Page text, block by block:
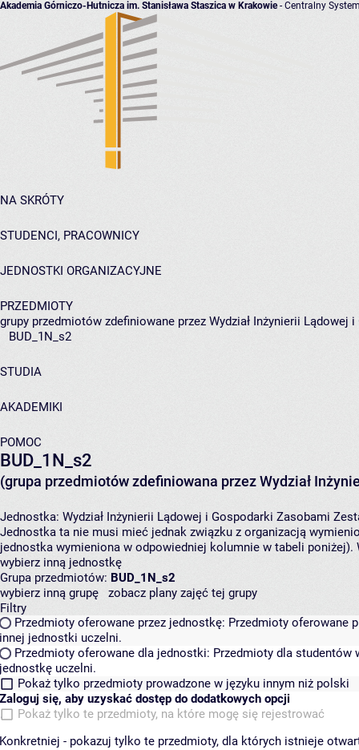
Akademia Górniczo-Hutnicza im. Stanisława Staszica w Krakowie- Centralny
NA SKRÓTY
STUDENCI, PRACOWNICY
JEDNOSTKI ORGANIZACYJNE
PRZEDMIOTY
grupy przedmiotów zdefiniowane przez Wydział Inżynierii Lądowej
BUD_1N_s2
STUDIA
AKADEMIKI
POMOC
BUD_1N_s2
(grupa przedmiotów zdefiniowana przez Wydział
Jednostka: Wydział Inżynierii Lądowej i Gospodarki Zasobami
Jednostka ta nie musi mieć jednak związku z organizacją
jednostka wymieniona w odpowiedniej kolumnie w tabeli
wybierz inną jednostkę
Grupa przedmiotów: BUD_1N_s2
wybierz inną grupę
zobacz plany zajęć tej grupy
Filtry
Przedmioty oferowane przez jednostkę: Przedmioty oferowane
innej jednostki uczelni.
Przedmioty oferowane dla jednostki: Przedmioty dla studentów
jednostkę uczelni.
Pokaż tylko przedmioty prowadzone w języku innym niż polski
Zaloguj się, aby uzyskać dostęp do dodatkowych opcji
Pokaż tylko te przedmioty, na które mogę się rejestrować
Konkretniej - pokazuj tylko te przedmioty, dla których istnieje